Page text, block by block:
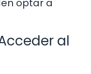
optar a
al